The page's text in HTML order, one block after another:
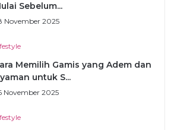
Sebelum...
November 2025
Memilih Gamis yang Adem dan
untuk S...
November 2025